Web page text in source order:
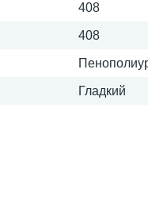
408
408
Гладкий